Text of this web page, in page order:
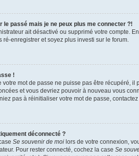
le passé mais je ne peux plus me connecter ?!
ait désactivé ou supprimé votre
ré-enregistrer et soyez plus investi sur le forum.
!
votre mot de passe ne puisse pas être récupéré,
et vous devriez pouvoir à nouveau vous
pas à réinitialiser votre mot de passe,
déconnecté ?
Se souvenir de moi lors de votre connexion,
Pour rester connecté, cochez la case Se